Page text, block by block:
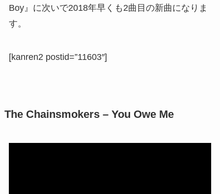
Boy』に次いで2018年早くも2曲目の新曲になりま
す。
[kanren2 postid=”11603″]
The Chainsmokers – You Owe Me